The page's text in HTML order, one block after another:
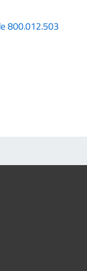
800.012.503